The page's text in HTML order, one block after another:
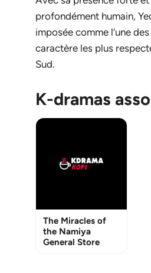
profondément humain,
imposée comme l’une
caractère les plus
Sud.
K-dramas
The Miracles of
the Namiya
General Store